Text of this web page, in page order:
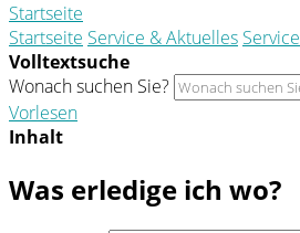
Startseite
Startseite Service & Aktuelles Service
Volltextsuche
Wonach suchen Sie?
Vorlesen
Inhalt
Was erledige ich wo?